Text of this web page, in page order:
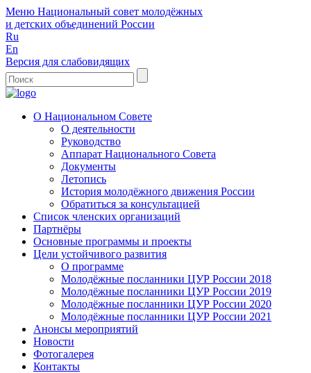
Меню Национальный совет молодёжных
и детских объединений России
Ru
En
Версия для слабовидящих
О Национальном Совете
О деятельности
Руководство
Аппарат Национального Совета
Документы
Летопись
История молодёжного движения России
Обратиться за консультацией
Список членских организаций
Партнёры
Основные программы и проекты
Цели устойчивого развития
О программе
Молодёжные посланники ЦУР России 2018
Молодёжные посланники ЦУР России 2019
Молодёжные посланники ЦУР России 2020
Молодёжные посланники ЦУР России 2021
Анонсы мероприятий
Новости
Фотогалерея
Контакты